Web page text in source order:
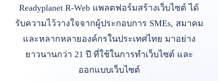
Readyplanet R-Web แพลตฟอร์มสร้างเว็บไซต์ ได้
รับความไว้วางใจจากผู้ประกอบการ SMEs, สมาคม
และหลากหลายองค์กรในประเทศไทย มาอย่าง
ยาวนานกว่า 21 ปี ที่ใช้ในการทำเว็บไซต์ และ
ออกแบบเว็บไซต์